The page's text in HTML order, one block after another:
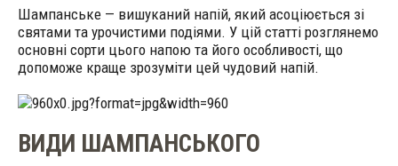
Шампанське — вишуканий напій, який асоціюється зі
святами та урочистими подіями. У цій статті розглянемо
основні сорти цього напою та його особливості, що
допоможе краще зрозуміти цей чудовий напій.
ВИДИ ШАМПАНСЬКОГО